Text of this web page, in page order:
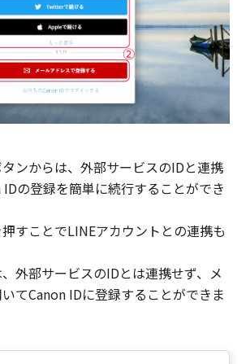
ンからは、外部サービスのIDと連携
の登録を簡単に続行することができ
押すことでLINEアカウントとの連携も
外部サービスのIDとは連携せず、メ
てCanon IDに登録することができま